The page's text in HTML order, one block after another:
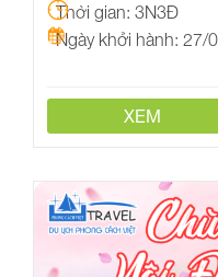
Thời gian: 3N3Đ
Ngày khởi hành: 27/
XEM